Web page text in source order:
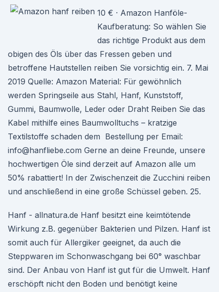
10 € · Amazon Hanföle-
Kaufberatung: So wählen Sie
das richtige Produkt aus dem
obigen des Öls über das Fressen geben und
betroffene Hautstellen reiben Sie vorsichtig ein. 7. Mai
2019 Quelle: Amazon Material: Für gewöhnlich
werden Springseile aus Stahl, Hanf, Kunststoff,
Gummi, Baumwolle, Leder oder Draht Reiben Sie das
Kabel mithilfe eines Baumwolltuchs – kratzige
Textilstoffe schaden dem Bestellung per Email:
info@hanfliebe.com Gerne an deine Freunde, unsere
hochwertigen Öle sind derzeit auf Amazon alle um
50% rabattiert! In der Zwischenzeit die Zucchini reiben
und anschließend in eine große Schüssel geben. 25.
Hanf - allnatura.de Hanf besitzt eine keimtötende
Wirkung z.B. gegenüber Bakterien und Pilzen. Hanf ist
somit auch für Allergiker geeignet, da auch die
Steppwaren im Schonwaschgang bei 60° waschbar
sind. Der Anbau von Hanf ist gut für die Umwelt. Hanf
erschöpft nicht den Boden und benötigt keine